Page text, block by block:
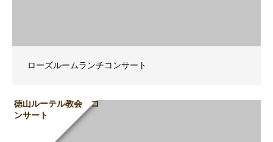
ローズルームランチコンサート
徳山ルーテル教会 コ
ンサート